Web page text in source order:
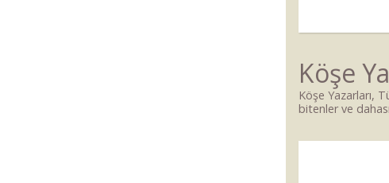
Köşe
Köşe Yazarları,
bitenler ve